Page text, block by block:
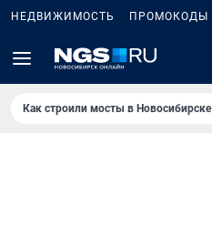
НЕДВИЖИМОСТЬ ПРОМОКОДЫ
Как строили мосты в Новосибирске